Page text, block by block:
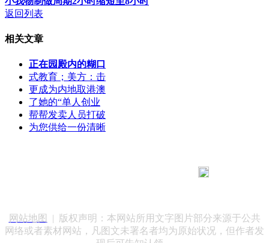
返回列表
相关文章
正在园殿内的糊口
式教育；美方：击
更成为内地取港澳
了她的“单人创业
帮帮发卖人员打破
为您供给一份清晰
网站地图
| 版权声明：本网站所用文字图片部分来源于公共
网络或者素材网站，凡图文未署名者均为原始状况，但作者发